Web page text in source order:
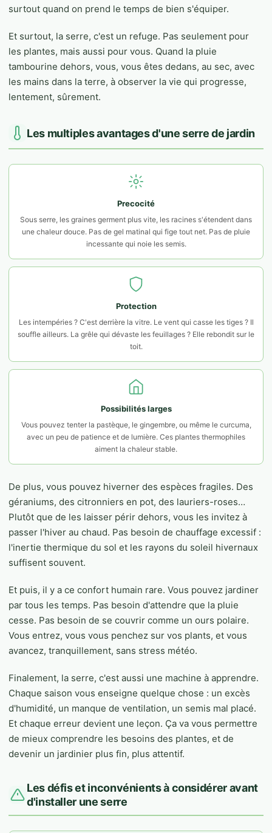
surtout quand on prend le temps de bien s'équiper.
Et surtout, la serre, c'est un refuge. Pas seulement pour
les plantes, mais aussi pour vous. Quand la pluie
tambourine dehors, vous, vous êtes dedans, au sec, avec
les mains dans la terre, à observer la vie qui progresse,
lentement, sûrement.
Les multiples avantages d'une serre de jardin
Precocité
Sous serre, les graines germent plus vite, les racines s'étendent dans
une chaleur douce. Pas de gel matinal qui fige tout net. Pas de pluie
incessante qui noie les semis.
Protection
Les intempéries ? C'est derrière la vitre. Le vent qui casse les tiges ? Il
souffle ailleurs. La grêle qui dévaste les feuillages ? Elle rebondit sur le
toit.
Possibilités larges
Vous pouvez tenter la pastèque, le gingembre, ou même le curcuma,
avec un peu de patience et de lumière. Ces plantes thermophiles
aiment la chaleur stable.
De plus, vous pouvez hiverner des espèces fragiles. Des
géraniums, des citronniers en pot, des lauriers-roses…
Plutôt que de les laisser périr dehors, vous les invitez à
passer l'hiver au chaud. Pas besoin de chauffage excessif :
l'inertie thermique du sol et les rayons du soleil hivernaux
suffisent souvent.
Et puis, il y a ce confort humain rare. Vous pouvez jardiner
par tous les temps. Pas besoin d'attendre que la pluie
cesse. Pas besoin de se couvrir comme un ours polaire.
Vous entrez, vous vous penchez sur vos plants, et vous
avancez, tranquillement, sans stress météo.
Finalement, la serre, c'est aussi une machine à apprendre.
Chaque saison vous enseigne quelque chose : un excès
d'humidité, un manque de ventilation, un semis mal placé.
Et chaque erreur devient une leçon. Ça va vous permettre
de mieux comprendre les besoins des plantes, et de
devenir un jardinier plus fin, plus attentif.
Les défis et inconvénients à considérer avant
d'installer une serre